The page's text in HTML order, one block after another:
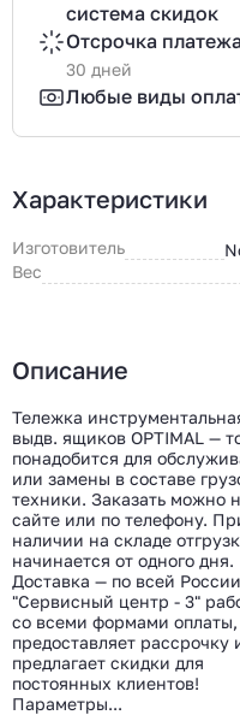
система скидок
Отсрочка
30 дней
Любые виды
Характеристики
Изготовитель
Вес
Описание
Тележка
выдв. ящиков OPTIMAL —
понадобится для
или замены в составе
техники. Заказать можно
сайте или по телефону.
наличии на складе
начинается от одного дня.
Доставка — по всей
"Сервисный центр - 3"
со всеми формами оплаты,
предоставляет рассрочку
предлагает скидки для
постоянных клиентов!
Параметры...